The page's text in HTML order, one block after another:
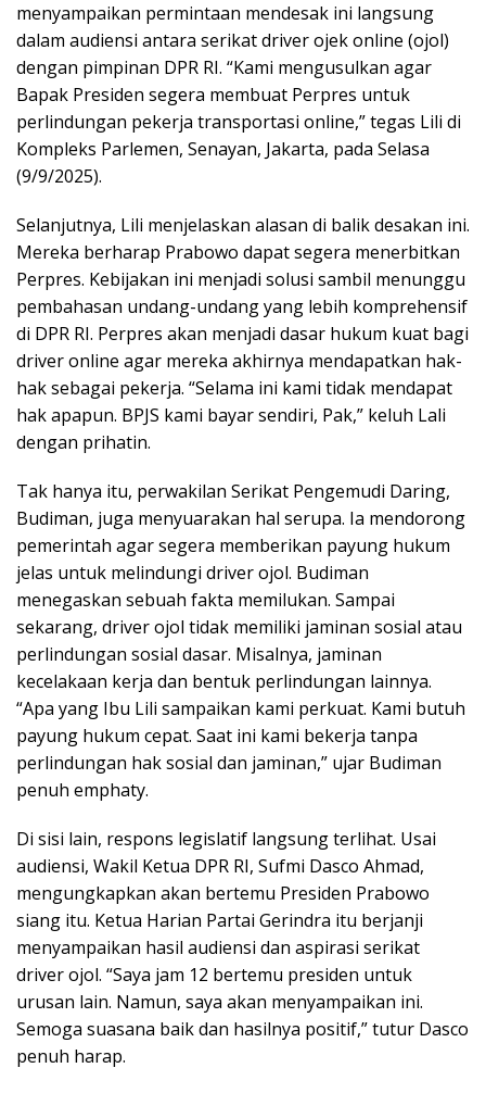
a
s
i
!
menyampaikan permintaan mendesak ini langsung
dalam audiensi antara serikat driver ojek online (ojol)
dengan pimpinan DPR RI. “Kami mengusulkan agar
Bapak Presiden segera membuat Perpres untuk
perlindungan pekerja transportasi online,” tegas Lili di
Kompleks Parlemen, Senayan, Jakarta, pada Selasa
(9/9/2025).
Selanjutnya, Lili menjelaskan alasan di balik desakan ini.
Mereka berharap Prabowo dapat segera menerbitkan
Perpres. Kebijakan ini menjadi solusi sambil menunggu
pembahasan undang-undang yang lebih komprehensif
di DPR RI. Perpres akan menjadi dasar hukum kuat bagi
driver online agar mereka akhirnya mendapatkan hak-
hak sebagai pekerja. “Selama ini kami tidak mendapat
hak apapun. BPJS kami bayar sendiri, Pak,” keluh Lali
dengan prihatin.
Tak hanya itu, perwakilan Serikat Pengemudi Daring,
Budiman, juga menyuarakan hal serupa. Ia mendorong
pemerintah agar segera memberikan payung hukum
jelas untuk melindungi driver ojol. Budiman
menegaskan sebuah fakta memilukan. Sampai
sekarang, driver ojol tidak memiliki jaminan sosial atau
perlindungan sosial dasar. Misalnya, jaminan
kecelakaan kerja dan bentuk perlindungan lainnya.
“Apa yang Ibu Lili sampaikan kami perkuat. Kami butuh
payung hukum cepat. Saat ini kami bekerja tanpa
perlindungan hak sosial dan jaminan,” ujar Budiman
penuh emphaty.
Di sisi lain, respons legislatif langsung terlihat. Usai
audiensi, Wakil Ketua DPR RI, Sufmi Dasco Ahmad,
mengungkapkan akan bertemu Presiden Prabowo
siang itu. Ketua Harian Partai Gerindra itu berjanji
menyampaikan hasil audiensi dan aspirasi serikat
driver ojol. “Saya jam 12 bertemu presiden untuk
urusan lain. Namun, saya akan menyampaikan ini.
Semoga suasana baik dan hasilnya positif,” tutur Dasco
penuh harap.